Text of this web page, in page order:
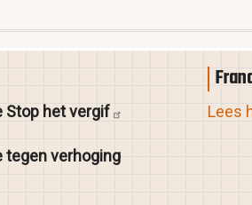
Stop hetvergif
tegen verhoging
Lees